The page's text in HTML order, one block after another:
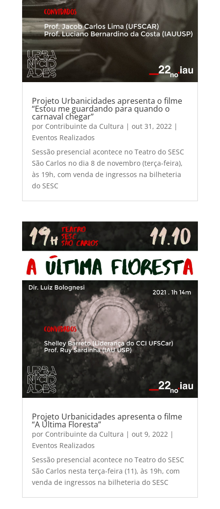
Projeto Urbanicidades apresenta o filme
“Estou me guardando para quando o
carnaval chegar”
por Contribuinte da Cultura | out 31, 2022 |
Eventos Realizados
Sessão presencial acontece no Teatro do SESC
São Carlos no dia 8 de novembro (terça-feira),
às 19h, com venda de ingressos na bilheteria
do SESC
Projeto Urbanicidades apresenta o filme
“A Última Floresta”
por Contribuinte da Cultura | out 9, 2022 |
Eventos Realizados
Sessão presencial acontece no Teatro do SESC
São Carlos nesta terça-feira (11), às 19h, com
venda de ingressos na bilheteria do SESC